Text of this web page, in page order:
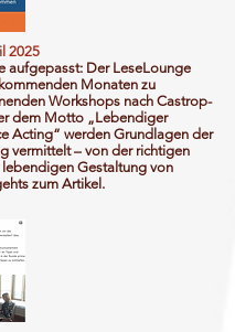
2025
aufgepasst: Der LeseLounge
Monaten zu
Workshops nach Castrop-
dem Motto „Lebendiger
Acting“ werden Grundlagen der
vermittelt – von der richtigen
Gestaltung von
zum Artikel.